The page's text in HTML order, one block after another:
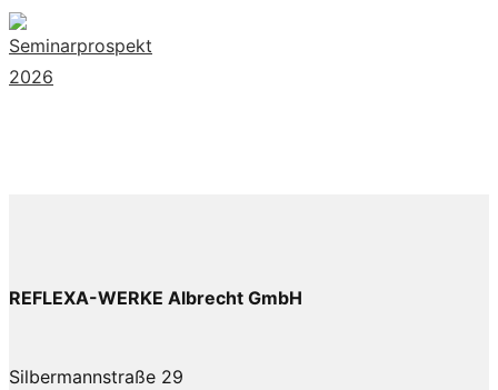
REFLEXA-WERKE Albrecht GmbH
Silbermannstraße 29